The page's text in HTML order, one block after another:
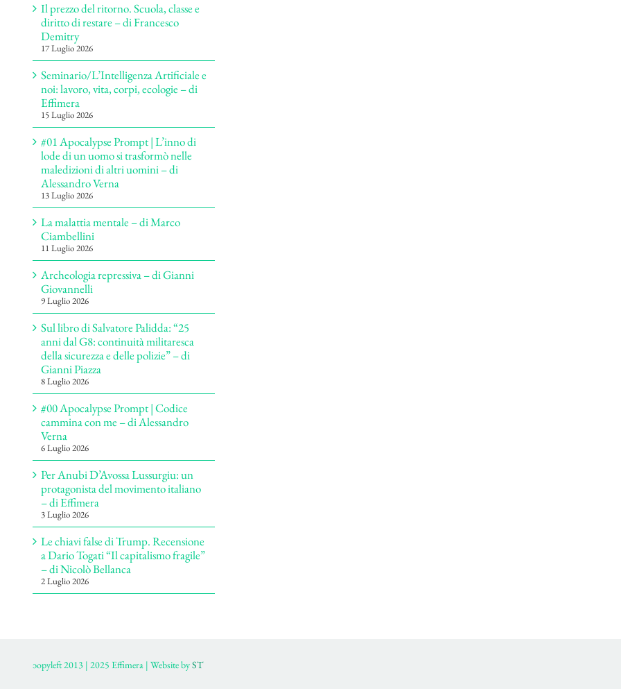
Il prezzo del ritorno. Scuola, classe e
diritto di restare – di Francesco
Demitry
17 Luglio 2026
Seminario/L’Intelligenza Artificiale e
noi: lavoro, vita, corpi, ecologie – di
Effimera
15 Luglio 2026
#01 Apocalypse Prompt | L’inno di
lode di un uomo si trasformò nelle
maledizioni di altri uomini – di
Alessandro Verna
13 Luglio 2026
La malattia mentale – di Marco
Ciambellini
11 Luglio 2026
Archeologia repressiva – di Gianni
Giovannelli
9 Luglio 2026
Sul libro di Salvatore Palidda: “25
anni dal G8: continuità militaresca
della sicurezza e delle polizie” – di
Gianni Piazza
8 Luglio 2026
#00 Apocalypse Prompt | Codice
cammina con me – di Alessandro
Verna
6 Luglio 2026
Per Anubi D’Avossa Lussurgiu: un
protagonista del movimento italiano
– di Effimera
3 Luglio 2026
Le chiavi false di Trump. Recensione
a Dario Togati “Il capitalismo fragile”
– di Nicolò Bellanca
2 Luglio 2026
ɔopyleft 2013 | 2025 Effimera | Website byST